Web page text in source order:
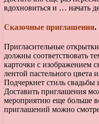
вдохновиться и … начать
Сказочные приглашения.
Пригласительные
должны соответствовать
карточки с изображением
лентой пастельного цвета
Подчеркнет стиль
Доставить приглашения
мероприятию еще больше
приглашений можно